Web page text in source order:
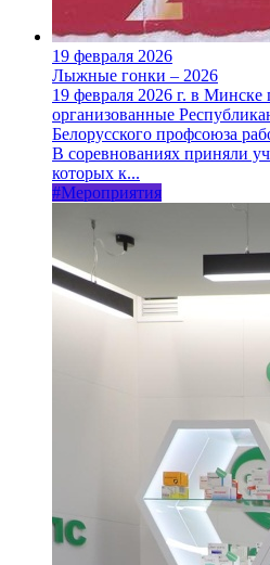
19 февраля 2026
Лыжные гонки – 2026
19 февраля 2026 г. в
организованные
Белорусского профсоюза
В соревнованиях приняли
которых к...
#Мероприятия